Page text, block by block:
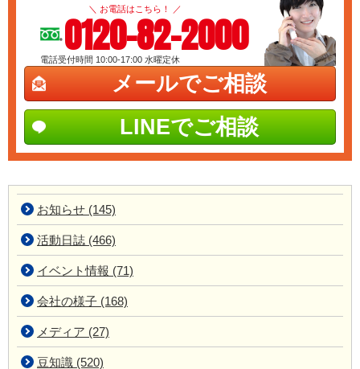
＼ お電話はこちら！ ／
0120-82-2000
電話受付時間 10:00-17:00 水曜定休
メールでご相談
LINEでご相談
お知らせ (145)
活動日誌 (466)
イベント情報 (71)
会社の様子 (168)
メディア (27)
豆知識 (520)